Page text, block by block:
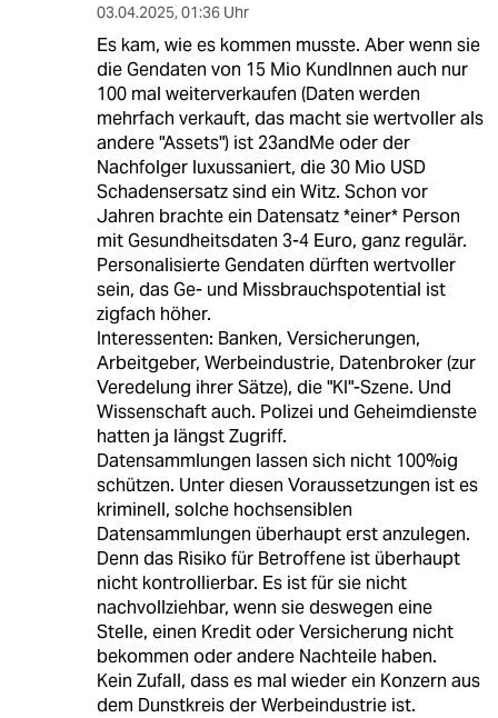
03.04.2025, 01:36 Uhr
Es kam, wie es kommen musste. Aber wenn sie
die Gendaten von 15 Mio KundInnen auch nur
100 mal weiterverkaufen (Daten werden
mehrfach verkauft, das macht sie wertvoller als
andere "Assets") ist 23andMe oder der
Nachfolger luxussaniert, die 30 Mio USD
Schadensersatz sind ein Witz. Schon vor
Jahren brachte ein Datensatz *einer* Person
mit Gesundheitsdaten 3-4 Euro, ganz regulär.
Personalisierte Gendaten dürften wertvoller
sein, das Ge- und Missbrauchspotential ist
zigfach höher.
Interessenten: Banken, Versicherungen,
Arbeitgeber, Werbeindustrie, Datenbroker (zur
Veredelung ihrer Sätze), die "KI"-Szene. Und
Wissenschaft auch. Polizei und Geheimdienste
hatten ja längst Zugriff.
Datensammlungen lassen sich nicht 100%ig
schützen. Unter diesen Voraussetzungen ist es
kriminell, solche hochsensiblen
Datensammlungen überhaupt erst anzulegen.
Denn das Risiko für Betroffene ist überhaupt
nicht kontrollierbar. Es ist für sie nicht
nachvollziehbar, wenn sie deswegen eine
Stelle, einen Kredit oder Versicherung nicht
bekommen oder andere Nachteile haben.
Kein Zufall, dass es mal wieder ein Konzern aus
dem Dunstkreis der Werbeindustrie ist.